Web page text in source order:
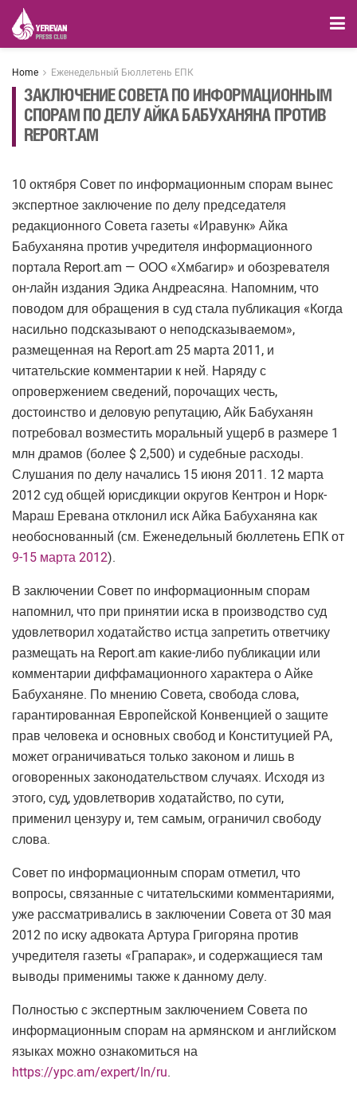
Home Еженедельный Бюллетень ЕПК
ЗАКЛЮЧЕНИЕ СОВЕТА ПО ИНФОРМАЦИОННЫМ
СПОРАМ ПО ДЕЛУ АЙКА БАБУХАНЯНА ПРОТИВ
REPORT.AM
10 октября Совет по информационным спорам вынес
экспертное заключение по делу председателя
редакционного Совета газеты «Иравунк» Айка
Бабуханяна против учредителя информационного
портала Report.am — ООО «Хмбагир» и обозревателя
он-лайн издания Эдика Андреасяна. Напомним, что
поводом для обращения в суд стала публикация «Когда
насильно подсказывают о неподсказываемом»,
размещенная на Report.am 25 марта 2011, и
читательские комментарии к ней. Наряду с
опровержением сведений, порочащих честь,
достоинство и деловую репутацию, Айк Бабуханян
потребовал возместить моральный ущерб в размере 1
млн драмов (более $ 2,500) и судебные расходы.
Слушания по делу начались 15 июня 2011. 12 марта
2012 суд общей юрисдикции округов Кентрон и Норк-
Мараш Еревана отклонил иск Айка Бабуханяна как
необоснованный (см. Еженедельный бюллетень ЕПК от
9-15 марта 2012).
В заключении Совет по информационным спорам
напомнил, что при принятии иска в производство суд
удовлетворил ходатайство истца запретить ответчику
размещать на Report.am какие-либо публикации или
комментарии диффамационного характера о Айке
Бабуханяне. По мнению Совета, свобода слова,
гарантированная Европейской Конвенцией о защите
прав человека и основных свобод и Конституцией РА,
может ограничиваться только законом и лишь в
оговоренных законодательством случаях. Исходя из
этого, суд, удовлетворив ходатайство, по сути,
применил цензуру и, тем самым, ограничил свободу
слова.
Совет по информационным спорам отметил, что
вопросы, связанные с читательскими комментариями,
уже рассматривались в заключении Совета от 30 мая
2012 по иску адвоката Артура Григоряна против
учредителя газеты «Грапарак», и содержащиеся там
выводы применимы также к данному делу.
Полностью с экспертным заключением Совета по
информационным спорам на армянском и английском
языках можно ознакомиться на
https://ypc.am/expert/ln/ru.